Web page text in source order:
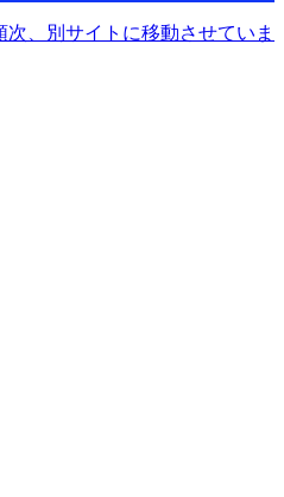
、別サイトに移動させていま